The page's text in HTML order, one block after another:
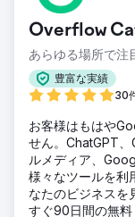
Overflow
あらゆる場所で注
豊富な実績
30
お客様はもはや
せん。ChatGPT
ルメディア、
様々なツールを利
なたのビジネスを
すぐ90日間の無料